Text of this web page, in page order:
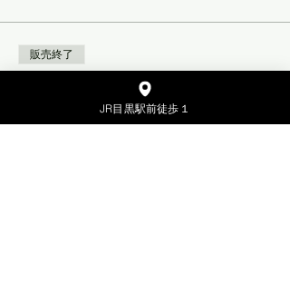
販売終了
JR目黒駅前徒歩１